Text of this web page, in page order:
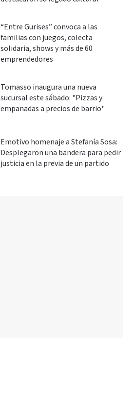
“Entre Gurises” convoca a las
familias con juegos, colecta
solidaria, shows y más de 60
emprendedores
Tomasso inaugura una nueva
sucursal este sábado: "Pizzas y
empanadas a precios de barrio"
Emotivo homenaje a Stefanía Sosa:
Desplegaron una bandera para pedir
justicia en la previa de un partido